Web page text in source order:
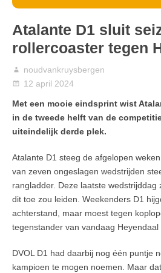
Atalante D1 sluit
rollercoaster tegen
noudvankruysbergen
12 april 2024
Met een mooie eindsprint wist
in de tweede helft van de
uiteindelijk derde plek.
Atalante D1 steeg de afgelopen
van zeven ongeslagen wedstrijden
rangladder. Deze laatste wedstrijddag
dit toe zou leiden. Weekenders D1
achterstand, maar moest tegen
tegenstander van vandaag
DVOL D1 had daarbij nog één puntje
kampioen te mogen noemen. Maar